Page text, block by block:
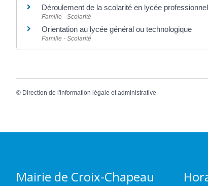
Déroulement de la scolarité en lycée professionnel
Famille - Scolarité
Orientation au lycée général ou technologique
Famille - Scolarité
© Direction de l'information légale et administrative
Mairie de Croix-Chapeau